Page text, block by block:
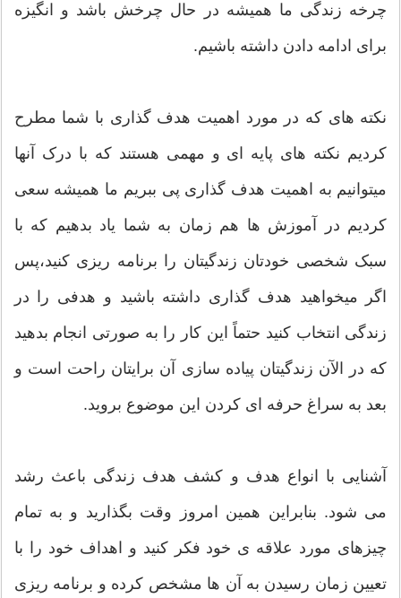
چرخه زندگی ما همیشه در حال چرخش باشد و انگیزه
برای ادامه دادن داشته باشیم.
نکته های که در مورد اهمیت هدف گذاری با شما مطرح
کردیم نکته های پایه ای و مهمی هستند که با درک آنها
میتوانیم به اهمیت هدف گذاری پی ببریم ما همیشه سعی
کردیم در آموزش ها هم زمان به شما یاد بدهیم که با
سبک شخصی خودتان زندگیتان را برنامه ریزی کنید،پس
اگر میخواهید هدف گذاری داشته باشید و هدفی را در
زندگی انتخاب کنید حتماً این کار را به صورتی انجام بدهید
که در الآن زندگیتان پیاده سازی آن برایتان راحت است و
بعد به سراغ حرفه ای کردن این موضوع بروید.
آشنایی با انواع هدف و کشف هدف زندگی باعث رشد
می شود. بنابراین همین امروز وقت بگذارید و به تمام
چیزهای مورد علاقه ی خود فکر کنید و اهداف خود را با
تعیین زمان رسیدن به آن ها مشخص کرده و برنامه ریزی